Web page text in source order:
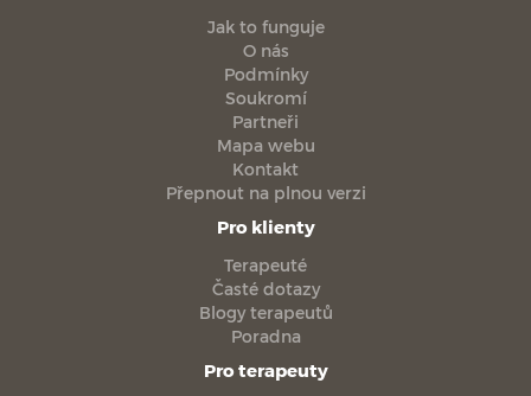
Jak to funguje
O nás
Podmínky
Soukromí
Partneři
Mapa webu
Kontakt
Přepnout na plnou verzi
Pro klienty
Terapeuté
Časté dotazy
Blogy terapeutů
Poradna
Pro terapeuty